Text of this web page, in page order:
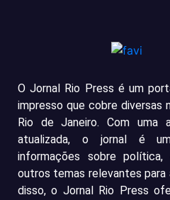
O Jornal Rio Press é um
impresso que cobre diversas
Rio de Janeiro. Com uma
atualizada, o jornal é
informações sobre política,
outros temas relevantes para
disso, o Jornal Rio Press